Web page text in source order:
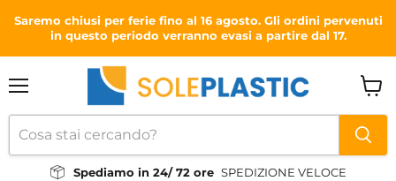
Saremo chiusi per ferie fino al 16 agosto. Gli ordini pervenuti
in questo periodo verranno evasi a partire dal 17.
Spediamo in 24/ 72 ore SPEDIZIONE VELOCE
il